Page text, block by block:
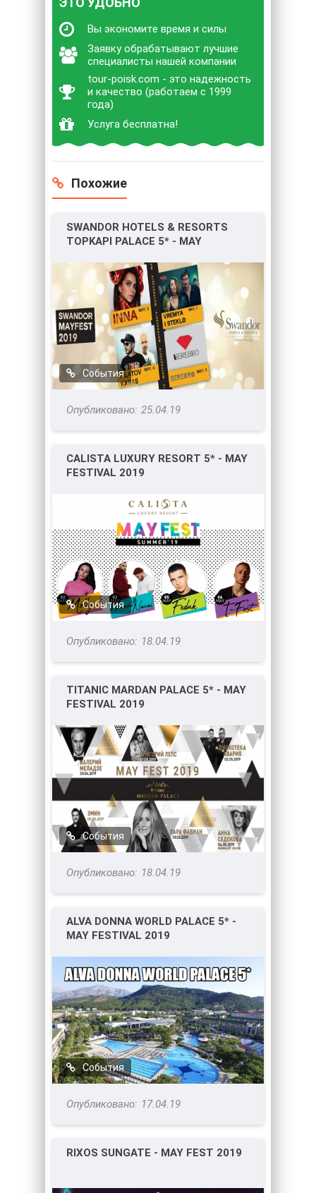
Вы экономите время и силы
Заявку обрабатывают лучшие
специалисты нашей компании
tour-poisk.com - это надежность
и качество (работаем с 1999
года)
Услуга бесплатна!
Похожие
SWANDOR HOTELS & RESORTS
TOPKAPI PALACE 5* - MAY
События
25.04.19
CALISTA LUXURY RESORT 5* - MAY
FESTIVAL 2019
События
18.04.19
TITANIC MARDAN PALACE 5* - MAY
FESTIVAL 2019
События
18.04.19
ALVA DONNA WORLD PALACE 5* -
MAY FESTIVAL 2019
События
17.04.19
RIXOS SUNGATE - MAY FEST 2019